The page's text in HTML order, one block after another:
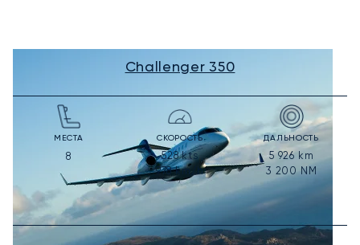
Challenger 350
МЕСТА
8
СКОРОСТЬ
528kts
978km/h
ДАЛЬНОСТЬ
5 926km
3 200NM